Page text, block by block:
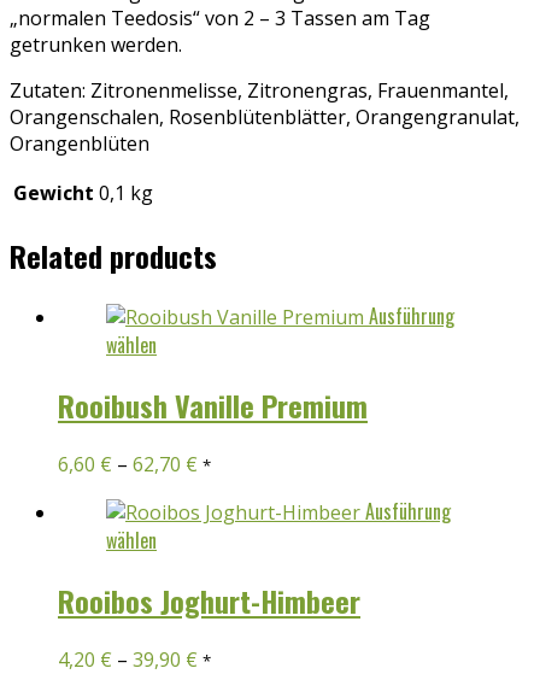
„normalen Teedosis“ von 2 – 3 Tassen am Tag
getrunken werden.
Zutaten: Zitronenmelisse, Zitronengras, Frauenmantel,
Orangenschalen, Rosenblütenblätter, Orangengranulat,
Orangenblüten
Gewicht 0,1 kg
Related products
Ausführung
wählen
weist
mehrere
auf.
Die
Optionen
können
der
gewählt
Rooibush Vanille Premium
6,60 € – 62,70 € *
Ausführung
wählen
weist
mehrere
Rooibos Joghurt-Himbeer
4,20 € – 39,90 € *